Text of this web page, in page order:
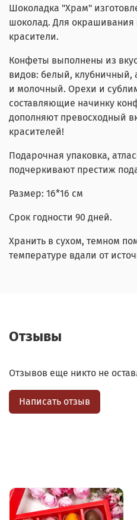
Шоколадка "Храм"
шоколад. Для
красители.
Конфеты выполнены из
видов: белый,
и молочный. Орехи и
составляющие начинку
дополняют превосходный
красителей!
Подарочная упаковка,
подчеркивают престиж
Размер: 16*16 см
Срок годности 90 дней.
Хранить в сухом, темном
температуре вдали от
Отзывы
Отзывов еще никто не
Написать отзыв